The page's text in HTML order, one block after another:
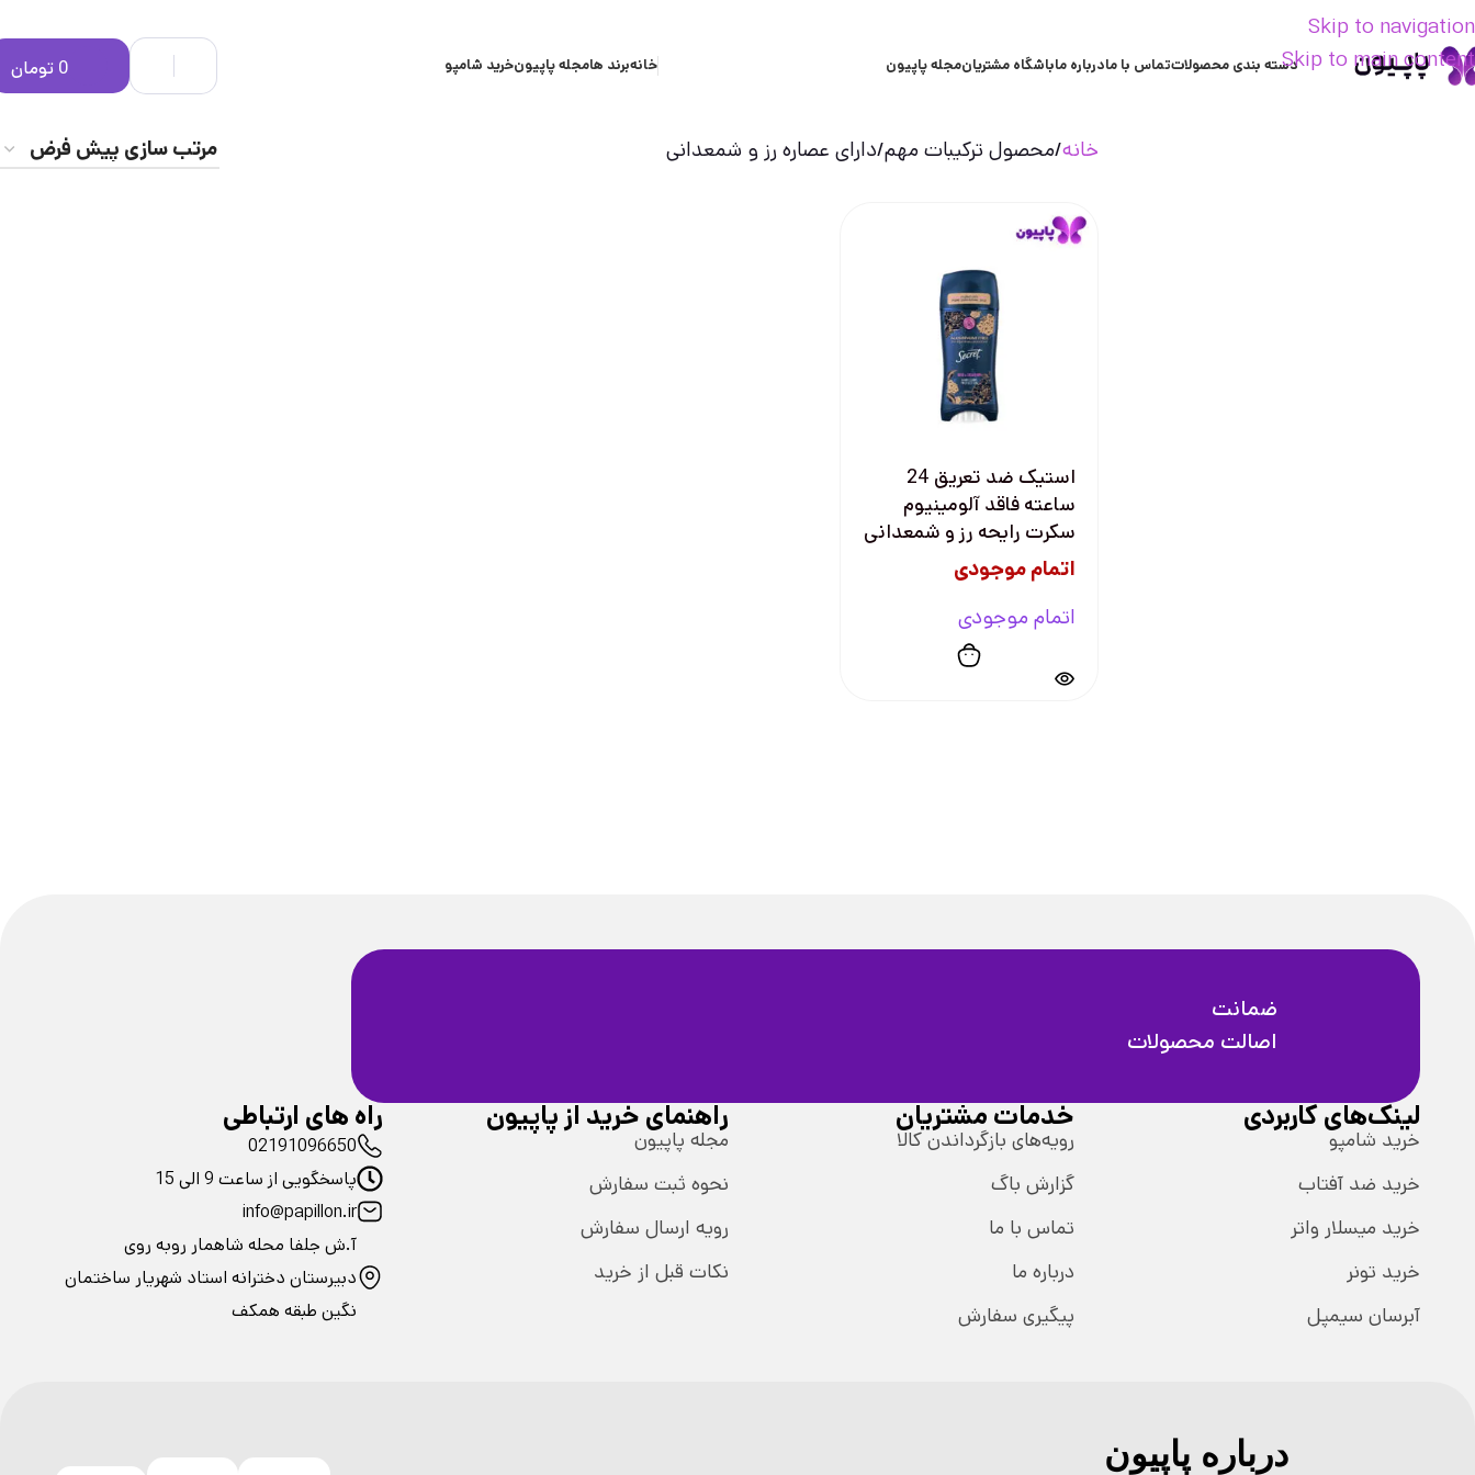
Skip to navigation
Skip to main contentدسته بندی محصولاتتماس با مادرباره ماباشگاه مشتریانمجله پاپیون خانهبرند هامجله پاپیونخرید شامپو 0 تومان
خانه محصول ترکیبات مهم دارای عصاره رز و شمعدانی
استیک ضد تعریق 24
ساعته فاقد آلومینیوم
سکرت رایحه رز و شمعدانی
اتمام موجودی
اتمام موجودی
ضمانت
اصالت محصولات
لینک‌های کاربردی
خرید شامپو
خرید ضد آفتاب
خرید میسلار واتر
خرید تونر
آبرسان سیمپل
خدمات مشتریان
رویه‌های بازگرداندن کالا
گزارش باگ
تماس با ما
درباره ما
پیگیری سفارش
راهنمای خرید از پاپیون
مجله پاپیون
نحوه ثبت سفارش
رویه ارسال سفارش
نکات قبل از خرید
راه های ارتباطی
02191096650
پاسخگویی از ساعت 9 الی 15
info@papillon.ir
آ.ش جلفا محله شاهمار روبه روی
دبیرستان دخترانه استاد شهریار ساختمان
نگین طبقه همکف
درباره پاپیون